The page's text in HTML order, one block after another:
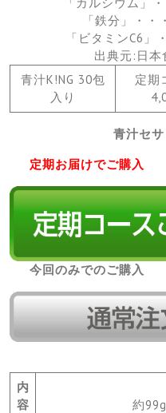
「鉄分」・
「ビタミンC6
出典元:日本
青汁K!NG 30包
入り
定期
青汁セ
定期お届けでご購入
今回のみでのご購入
内
容
約